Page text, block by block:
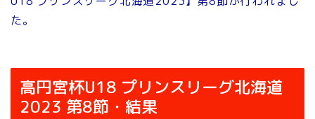
た。
高円宮杯U18 プリンスリーグ北海道
2023 第8節・結果